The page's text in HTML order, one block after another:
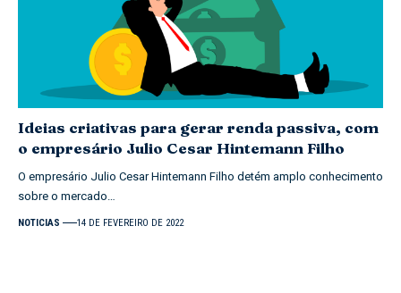
Ideias criativas para gerar renda passiva, com
o empresário Julio Cesar Hintemann Filho
O empresário Julio Cesar Hintemann Filho detém amplo conhecimento
sobre o mercado…
NOTICIAS 14 DE FEVEREIRO DE 2022